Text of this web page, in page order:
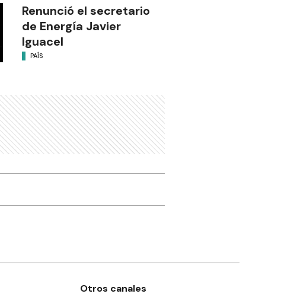
Renunció el secretario
de Energía Javier
Iguacel
PAÍS
Otros canales